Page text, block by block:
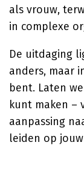
als vrouw,
in complexe
De uitdaging
anders, maar
bent. Laten
kunt maken –
aanpassing
leiden op